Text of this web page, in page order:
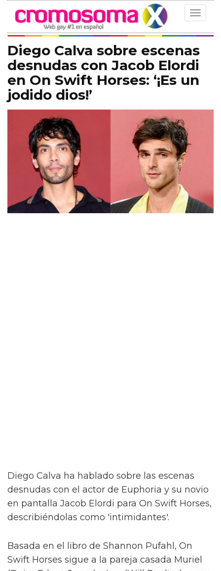
Toggle
Diego Calva sobre escenas
desnudas con Jacob Elordi
en On Swift Horses: ‘¡Es un
jodido dios!’
Diego Calva ha hablado sobre las escenas
desnudas con el actor de Euphoria y su novio
en pantalla Jacob Elordi para On Swift Horses,
describiéndolas como 'intimidantes'.
Basada en el libro de Shannon Pufahl, On
Swift Horses sigue a la pareja casada Muriel